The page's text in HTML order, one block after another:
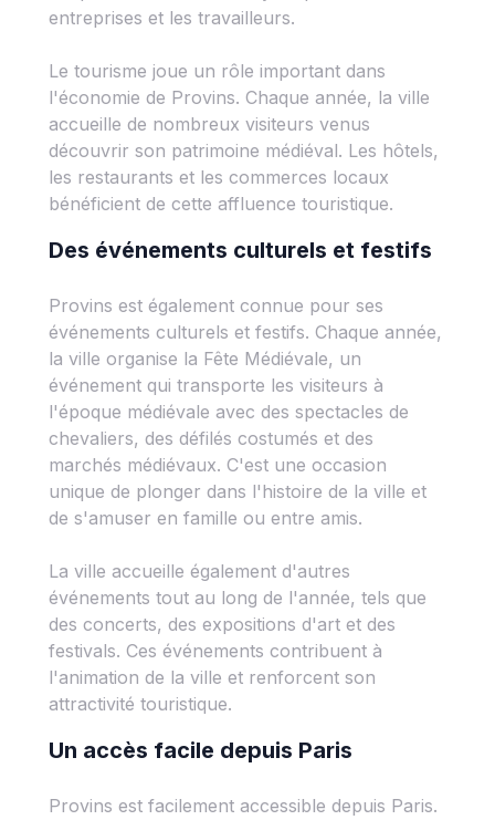
entreprises et les travailleurs.
Le tourisme joue un rôle important dans
l'économie de Provins. Chaque année, la ville
accueille de nombreux visiteurs venus
découvrir son patrimoine médiéval. Les hôtels,
les restaurants et les commerces locaux
bénéficient de cette affluence touristique.
Des événements culturels et festifs
Provins est également connue pour ses
événements culturels et festifs. Chaque année,
la ville organise la Fête Médiévale, un
événement qui transporte les visiteurs à
l'époque médiévale avec des spectacles de
chevaliers, des défilés costumés et des
marchés médiévaux. C'est une occasion
unique de plonger dans l'histoire de la ville et
de s'amuser en famille ou entre amis.
La ville accueille également d'autres
événements tout au long de l'année, tels que
des concerts, des expositions d'art et des
festivals. Ces événements contribuent à
l'animation de la ville et renforcent son
attractivité touristique.
Un accès facile depuis Paris
Provins est facilement accessible depuis Paris.